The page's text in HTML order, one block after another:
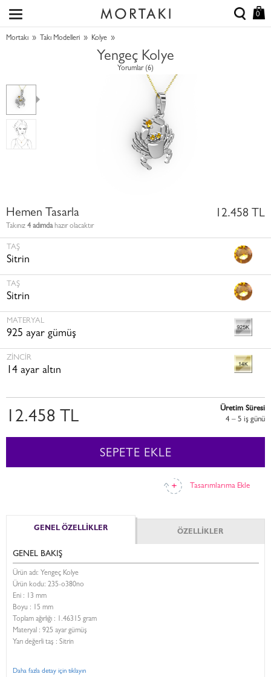
0
Mortakı » Takı Modelleri » Kolye »
Yengeç Kolye
Yorumlar (6)
Hemen Tasarla
Takınız 4 adımdahazır olacaktır
12.458 TL
TAŞ
Sitrin
TAŞ
Sitrin
MATERYAL
925 ayar gümüş
ZINCIR
14 ayar altın
Tasarımlarıma Ekle
12.458 TL
Üretim Süresi
4 – 5 i̇ş günü
SEPETE EKLE
GENEL ÖZELLİKLER ÖZELLİKLER
GENEL BAKIŞ
Ürün adı: Yengeç Kolye
Ürün kodu: 235-o380no
Eni : 13 mm
Boyu : 15 mm
Toplam ağırlığı : 1.46315 gram
Materyal : 925 ayar gümüş
Yarı değerli taş : Sitrin
Daha fazla detay için tıklayın